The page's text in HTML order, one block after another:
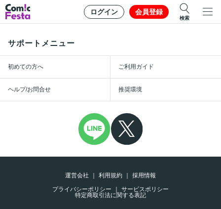
ログイン 会員登録
検索
サポートメニュー
初めての方へ ご利用ガイド
ヘルプ/お問合せ 推奨環境
運営会社 利用規約
採用情報
プライバシーポリシー
サービスポリシー
特定商取引法に関する表記